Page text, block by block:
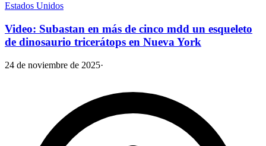
Estados Unidos
Video: Subastan en más de cinco mdd un esqueleto
de dinosaurio tricerátops en Nueva York
24 de noviembre de 2025·